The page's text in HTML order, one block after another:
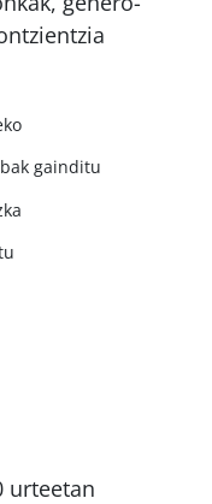
gainditu
urteetan